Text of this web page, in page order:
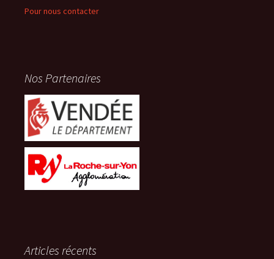
Pour nous contacter
Nos Partenaires
Articles récents